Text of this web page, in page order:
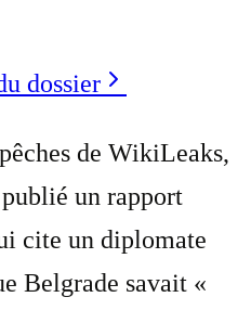
dossier
de WikiLeaks,
un rapport
cite un diplomate
Belgrade savait «